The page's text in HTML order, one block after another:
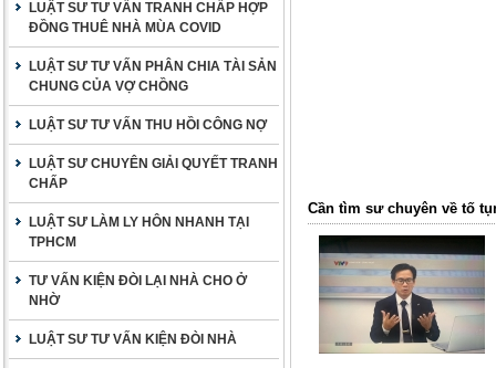
LUẬT SƯ TƯ VẤN TRANH CHẤP HỢP
ĐỒNG THUÊ NHÀ MÙA COVID
LUẬT SƯ TƯ VẤN PHÂN CHIA TÀI SẢN
CHUNG CỦA VỢ CHỒNG
LUẬT SƯ TƯ VẤN THU HỒI CÔNG NỢ
LUẬT SƯ CHUYÊN GIẢI QUYẾT TRANH
CHẤP
LUẬT SƯ LÀM LY HÔN NHANH TẠI
TPHCM
TƯ VẤN KIỆN ĐÒI LẠI NHÀ CHO Ở
NHỜ
LUẬT SƯ TƯ VẤN KIỆN ĐÒI NHÀ
Cần tìm sư chuyên về tố